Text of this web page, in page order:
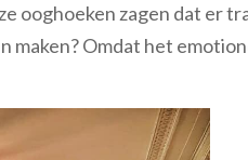
ooghoeken zagen dat er
maken? Omdat het